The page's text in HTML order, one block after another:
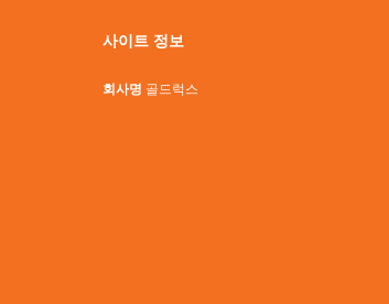
사이트 정보
회사명 골드럭스